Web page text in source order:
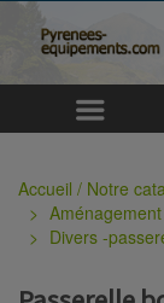
Accueil / Notre
Divers -